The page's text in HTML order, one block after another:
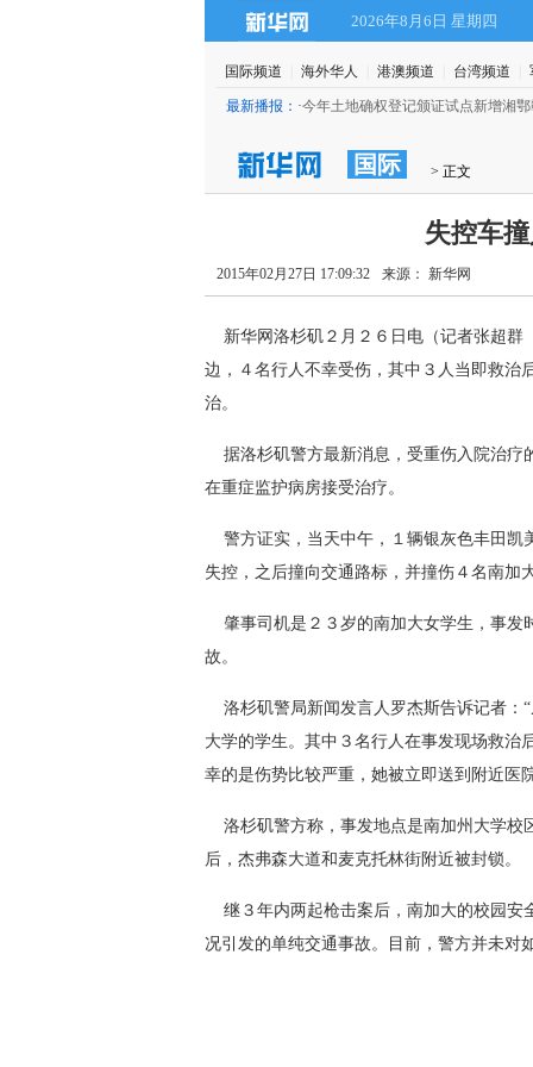
2026年8月6日 星期四
国际频道 海外华人 港澳频道 台湾频道
最新播报：
今年土地确权登记颁证试点新增湘鄂赣等九省(16:51)
国际 > 正文
失控车
2015年02月27日 17:09:32 来源： 新华网
新华网洛杉矶２月２６日电（记者张超
边，４名行人不幸受伤，其中３人当即救治
治。
据洛杉矶警方最新消息，受重伤入院治疗
在重症监护病房接受治疗。
警方证实，当天中午，１辆银灰色丰田凯
失控，之后撞向交通路标，并撞伤４名南加
肇事司机是２３岁的南加大女学生，事发
故。
洛杉矶警局新闻发言人罗杰斯告诉记者：
大学的学生。其中３名行人在事发现场救治
幸的是伤势比较严重，她被立即送到附近医
洛杉矶警方称，事发地点是南加州大学校
后，杰弗森大道和麦克托林街附近被封锁。
继３年内两起枪击案后，南加大的校园安
况引发的单纯交通事故。目前，警方并未对